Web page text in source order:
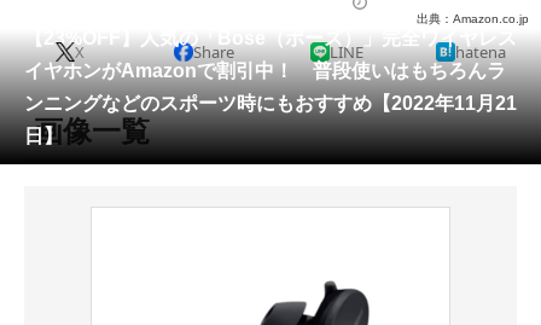
メディア
注目記事を集めた総合ページ
【23%OFF】人気の「Bose（ボーズ）」完全ワイヤレス
イヤホンがAmazonで割引中！ 普段使いはもちろんラ
ンニングなどのスポーツ時にもおすすめ【2022年11月21
日】
出典：Amazon.co.jp
X Share LINE hatena
画像一覧